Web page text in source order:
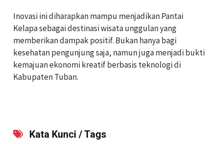
‎‎Inovasi ini diharapkan mampu menjadikan Pantai
Kelapa sebagai destinasi wisata unggulan yang
memberikan dampak positif. Bukan hanya bagi
kesehatan pengunjung saja, namun juga menjadi bukti
kemajuan ekonomi kreatif berbasis teknologi di
Kabupaten Tuban.
Kata Kunci / Tags